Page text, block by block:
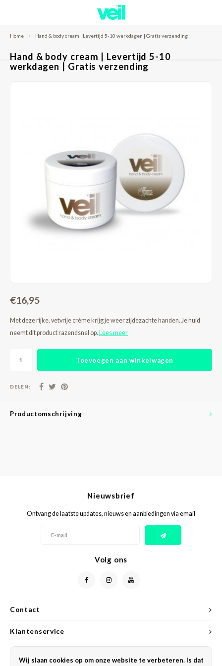
Hoofdmenu / shop
Shop
Tattoo camouflage
Hoofdmenu / over veil
Over Veil
Home Hand & body cream | Levertijd 5-10 werkdagen | Gratis verzending
Hand & body cream | Levertijd 5-10
werkdagen | Gratis verzending
€16,95
Met deze rijke, vetvrije crème krijg je weer zijdezachte handen. Je huid
neemt dit product razendsnel op. Lees meer
Toevoegen aan winkelwagen
DELEN:
Productomschrijving
Contact
Nieuwsbrief
Ontvang de laatste updates, nieuws en aanbiedingen via email
Volg ons
Klantenservice
Wij slaan cookies op om onze website te verbeteren. Is dat